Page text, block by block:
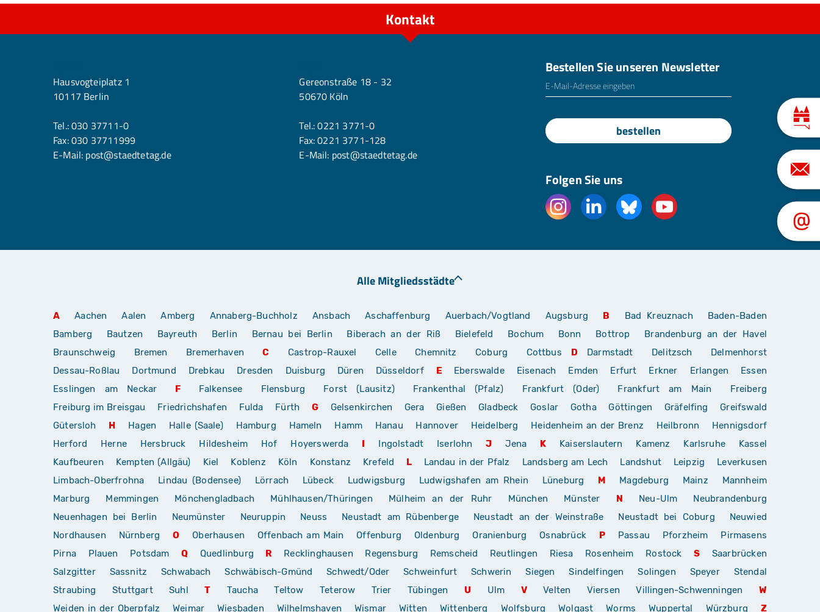
Kontakt
Hausvogteiplatz 1
10117 Berlin
Tel.:030 37711-0
Fax: 030 37711999
E-Mail: post@staedtetag.de
Gereonstraße 18 - 32
50670 Köln
Tel.:0221 3771-0
Fax: 0221 3771-128
E-Mail: post@staedtetag.de
Bestellen Sie unseren Newsletter
E-Mailadresse
bestellen
Folgen Sie uns
Alle Mitgliedsstädte
A Aachen Aalen Amberg Annaberg-Buchholz Ansbach Aschaffenburg Auerbach/Vogtland Augsburg B Bad Kreuznach
Baden-Baden
Bamberg
Bautzen Bayreuth Berlin Bernau bei Berlin Biberach an der Riß Bielefeld Bochum Bonn Bottrop
Brandenburg an der Havel
Braunschweig
Bremen Bremerhaven C Castrop-Rauxel Celle Chemnitz Coburg Cottbus D Darmstadt Delitzsch
Delmenhorst
Dessau-Roßlau
Dortmund Drebkau Dresden Duisburg Düren Düsseldorf E Eberswalde Eisenach Emden Erfurt Erkner Erlangen
Essen
Esslingen am Neckar
F Falkensee Flensburg Forst (Lausitz) Frankenthal (Pfalz) Frankfurt (Oder) Frankfurt am Main
Freiberg
Freiburg im Breisgau
Friedrichshafen Fulda Fürth G Gelsenkirchen Gera Gießen Gladbeck Goslar Gotha Göttingen Gräfelfing
Greifswald
Gütersloh
H Hagen Halle (Saale) Hamburg Hameln Hamm Hanau Hannover Heidelberg Heidenheim an der Brenz Heilbronn
Hennigsdorf
Herford
Herne Hersbruck Hildesheim Hof Hoyerswerda Ingolstadt Iserlohn J Jena K Kaiserslautern Kamenz Karlsruhe
Kassel
Kaufbeuren
Kempten (Allgäu) Kiel Koblenz Köln Konstanz Krefeld L Landau in der Pfalz Landsberg am Lech Landshut Leipzig
Leverkusen
Limbach-Oberfrohna
Lindau (Bodensee) Lörrach Lübeck Ludwigsburg Ludwigshafen am Rhein Lüneburg M Magdeburg Mainz
Mannheim
Marburg
Memmingen Mönchengladbach Mühlhausen/Thüringen Mülheim an der Ruhr München Münster N Neu-Ulm
Neubrandenburg
Neuenhagen bei Berlin
Neumünster Neuruppin Neuss Neustadt am Rübenberge Neustadt an der Weinstraße Neustadt bei Coburg
Neuwied
Nordhausen
Nürnberg O Oberhausen Offenbach am Main Offenburg Oldenburg Oranienburg Osnabrück P Passau Pforzheim
Pirmasens
Pirna
Plauen Potsdam Q Quedlinburg R Recklinghausen Regensburg Remscheid Reutlingen Riesa Rosenheim Rostock S
Saarbrücken
Salzgitter
Sassnitz Schwabach Schwäbisch-Gmünd Schwedt/Oder Schweinfurt Schwerin Siegen Sindelfingen Solingen Speyer
Stendal
Straubing
Stuttgart Suhl T Taucha Teltow Teterow Trier Tübingen U Ulm V Velten Viersen Villingen-Schwenningen
W
Weiden in der Oberpfalz
Weimar Wiesbaden Wilhelmshaven Wismar Witten Wittenberg Wolfsburg Wolgast Worms Wuppertal Würzburg Z